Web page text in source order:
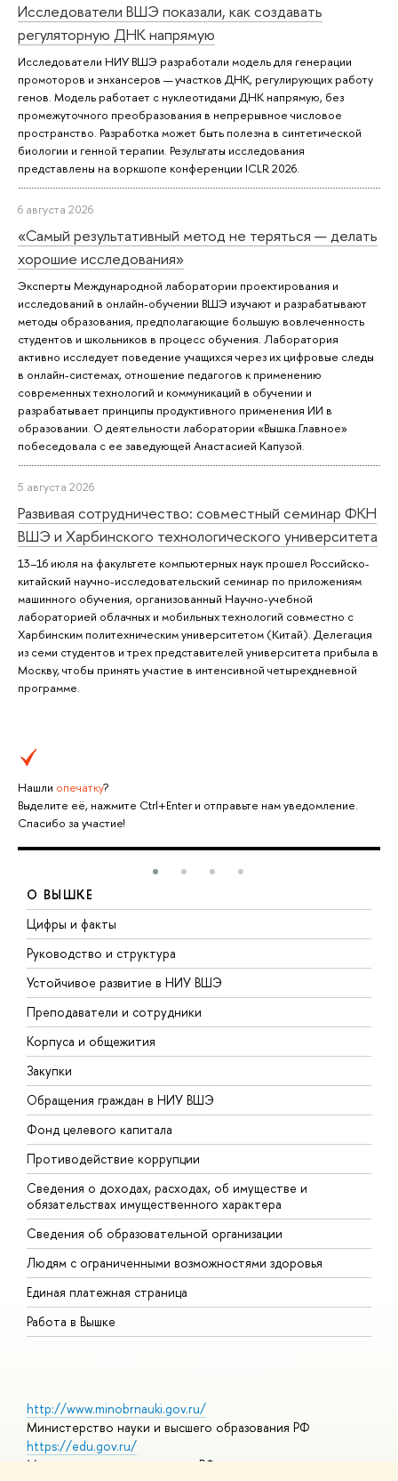
Исследователи ВШЭ показали, как создавать
регуляторную ДНК напрямую
Исследователи НИУ ВШЭ разработали модель для генерации
промоторов и энхансеров — участков ДНК, регулирующих работу
генов. Модель работает с нуклеотидами ДНК напрямую, без
промежуточного преобразования в непрерывное числовое
пространство. Разработка может быть полезна в синтетической
биологии и генной терапии. Результаты исследования
представлены на воркшопе конференции ICLR 2026.
6 августа 2026
«Самый результативный метод не теряться — делать
хорошие исследования»
Эксперты Международной лаборатории проектирования и
исследований в онлайн-обучении ВШЭ изучают и разрабатывают
методы образования, предполагающие большую вовлеченность
студентов и школьников в процесс обучения. Лаборатория
активно исследует поведение учащихся через их цифровые следы
в онлайн-системах, отношение педагогов к применению
современных технологий и коммуникаций в обучении и
разрабатывает принципы продуктивного применения ИИ в
образовании. О деятельности лаборатории «Вышка.Главное»
побеседовала с ее заведующей Анастасией Капузой.
5 августа 2026
Развивая сотрудничество: совместный семинар ФКН
ВШЭ и Харбинского технологического университета
13–16 июля на факультете компьютерных наук прошел Российско-
китайский научно-исследовательский семинар по приложениям
машинного обучения, организованный Научно-учебной
лабораторией облачных и мобильных технологий совместно с
Харбинским политехническим университетом (Китай). Делегация
из семи студентов и трех представителей университета прибыла в
Москву, чтобы принять участие в интенсивной четырехдневной
программе.
Нашли опечатку?
Выделите её, нажмите Ctrl+Enter и отправьте нам уведомление.
Спасибо за участие!
О ВЫШКЕ
Цифры и факты
Руководство и структура
Устойчивое развитие в НИУ ВШЭ
Преподаватели и сотрудники
Корпуса и общежития
Закупки
Обращения граждан в НИУ ВШЭ
Фонд целевого капитала
Противодействие коррупции
Сведения о доходах, расходах, об имуществе и
обязательствах имущественного характера
Сведения об образовательной организации
Людям с ограниченными возможностями здоровья
Единая платежная страница
Работа в Вышке
http://www.minobrnauki.gov.ru/
Министерство науки и высшего образования РФ
https://edu.gov.ru/
Министерство просвещения РФ